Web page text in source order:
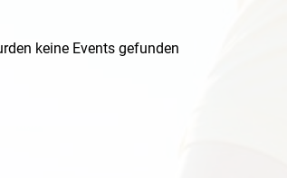
keine Events gefunden